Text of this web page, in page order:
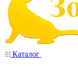
Каталог